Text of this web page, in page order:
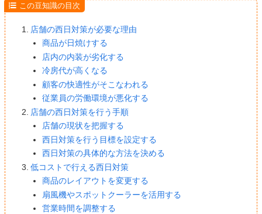
この豆知識の目次
店舗の西日対策が必要な理由
商品が日焼けする
店内の内装が劣化する
冷房代が高くなる
顧客の快適性がそこなわれる
従業員の労働環境が悪化する
店舗の西日対策を行う手順
店舗の現状を把握する
西日対策を行う目標を設定する
西日対策の具体的な方法を決める
低コストで行える西日対策
商品のレイアウトを変更する
扇風機やスポットクーラーを活用する
営業時間を調整する